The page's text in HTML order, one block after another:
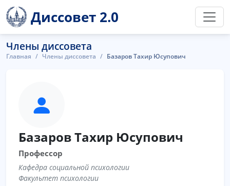
Диссовет 2.0
Члены диссовета
Главная Члены диссовета Базаров Тахир Юсупович
Базаров Тахир Юсупович
Профессор
Кафедра социальной психологии
Факультет психологии